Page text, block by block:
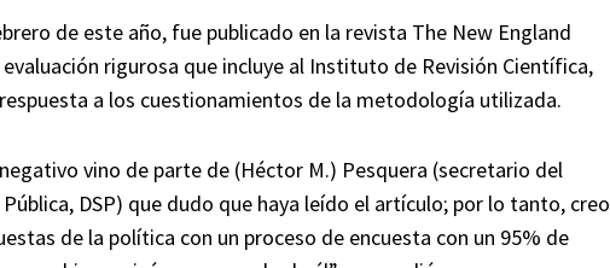
de este año, fue publicado en la revista The New England
rigurosa que incluye al Instituto de Revisión Científica,
a los cuestionamientos de la metodología utilizada.
vino de parte de (Héctor M.) Pesquera (secretario del
DSP) que dudo que haya leído el artículo; por lo tanto, creo
de la política con un proceso de encuesta con un 95% de